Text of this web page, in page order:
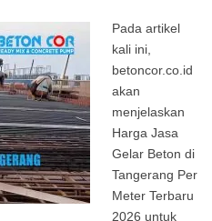
Pada artikel
kali ini,
betoncor.co.id
akan
menjelaskan
Harga Jasa
Gelar Beton di
Tangerang Per
Meter Terbaru
2026 untuk